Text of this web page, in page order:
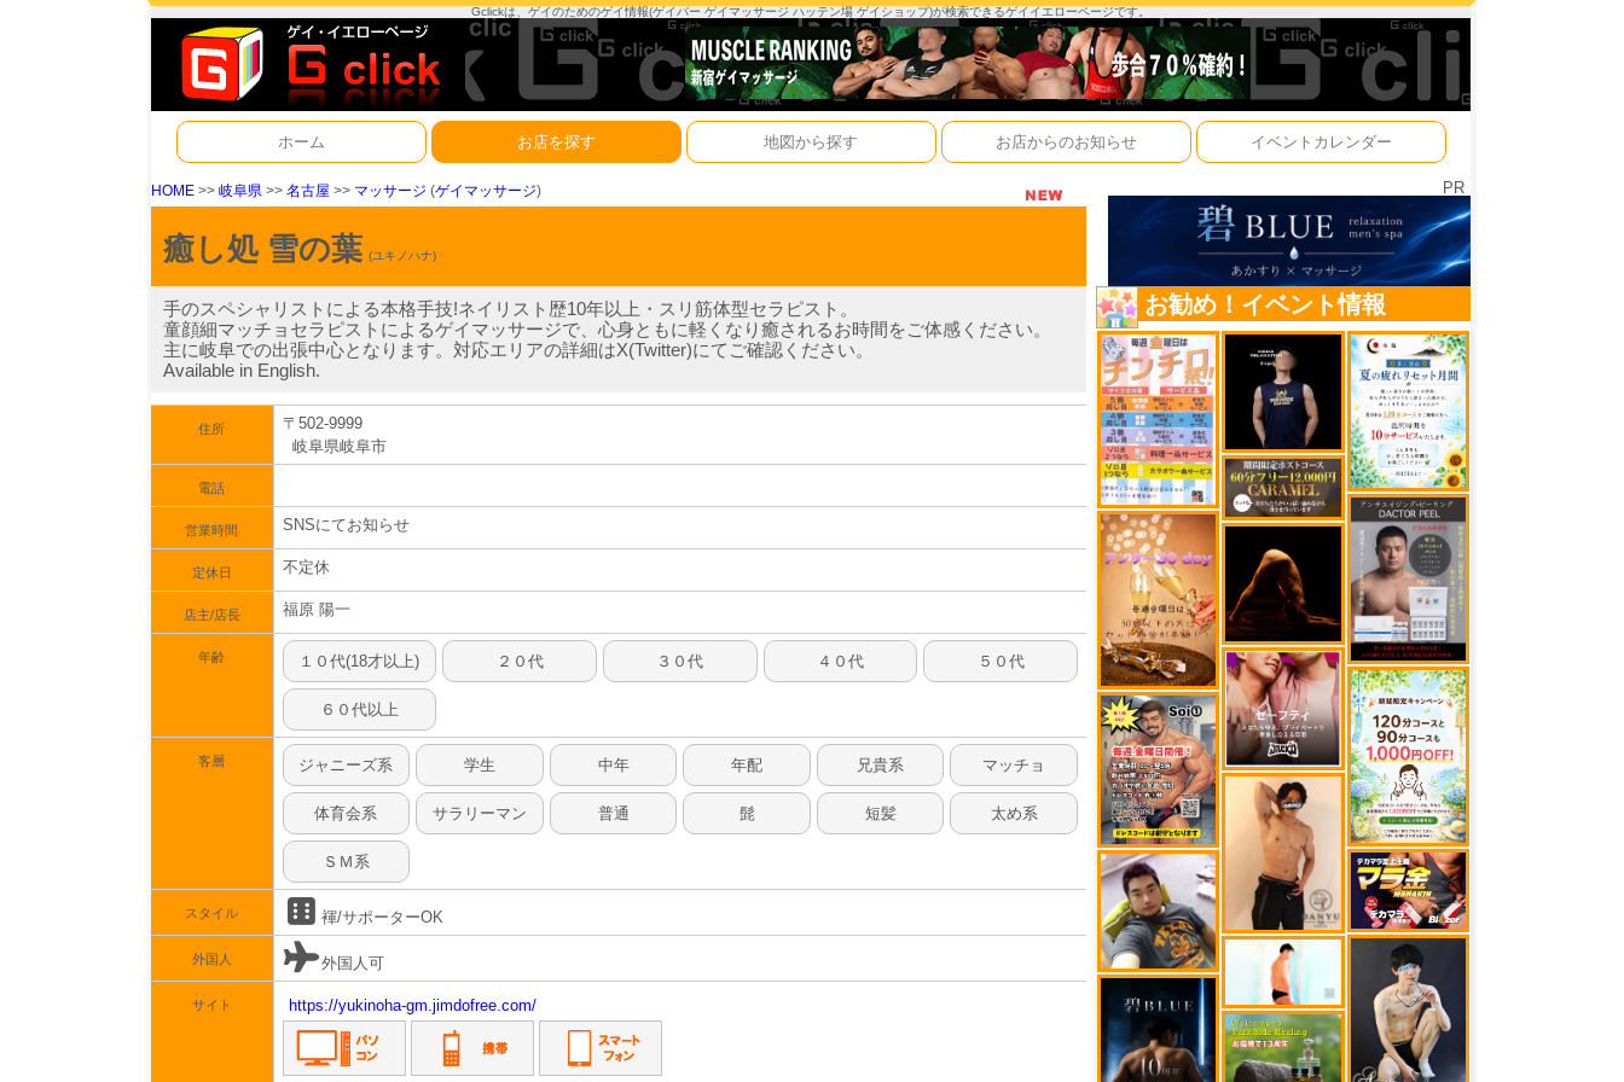
Gclickは、ゲイのためのゲイ情報(ゲイバー ゲイマッサージ ハッテン場 ゲイショップ)が検索できるゲイイエローページです。
ホーム お店を探す 地図から探す お店からのお知らせ イベントカレンダー
PR
HOME >> 岐阜県 >> 名古屋 >> マッサージ (ゲイマッサージ)
癒し処 雪の葉 (ユキノハナ)
手のスペシャリストによる本格手技!ネイリスト歴10年以上・スリ筋体型セラピスト。
童顔細マッチョセラピストによるゲイマッサージで、心身ともに軽くなり癒されるお時間をご体感ください。
主に岐阜での出張中心となります。対応エリアの詳細はX(Twitter)にてご確認ください。
Available in English.
住所
〒502-9999
岐阜県岐阜市
電話
営業時間 SNSにてお知らせ
定休日 不定休
店主/店長 福原 陽一
年齢 １０代(18才以上) ２０代 ３０代 ４０代 ５０代
６０代以上
客層 ジャニーズ系 学生 中年 年配 兄貴系 マッチョ
体育会系 サラリーマン 普通 髭 短髪 太め系
ＳＭ系
スタイル 褌/サポーターOK
外国人 外国人可
サイト https://yukinoha-gm.jimdofree.com/
お勧め！イベント情報